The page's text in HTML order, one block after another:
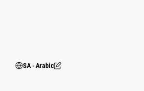
SA ‧ Arabic